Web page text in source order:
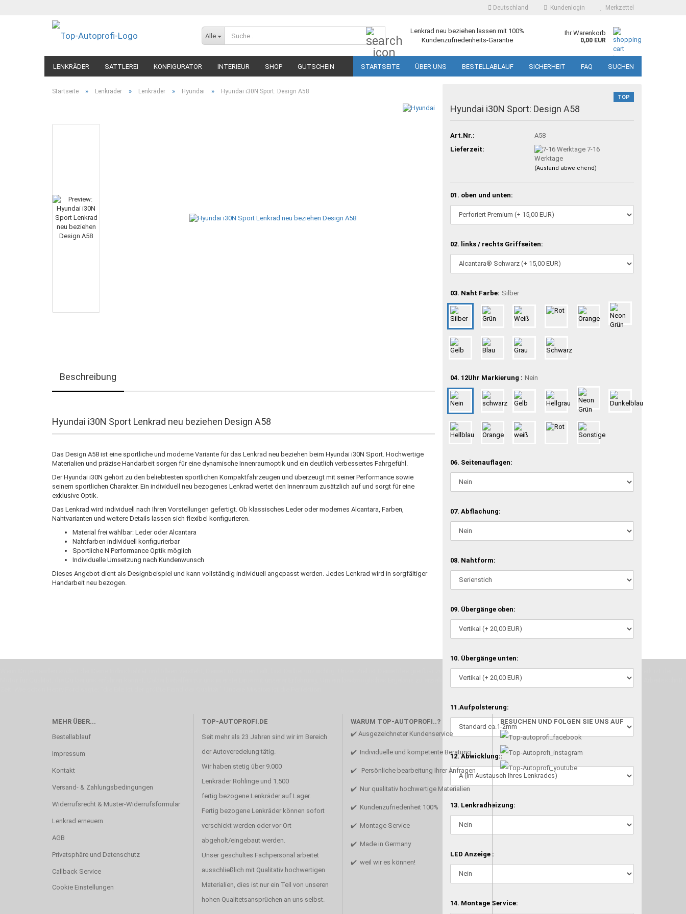
Deutschland Kundenlogin Merkzettel
Alle
Lenkrad neu beziehen lassen mit 100%
Kundenzufriedenheits-Garantie
Ihr Warenkorb
0,00 EUR
LENKRÄDER SATTLEREI KONFIGURATOR INTERIEUR SHOP GUTSCHEIN STARTSEITE ÜBER UNS BESTELLABLAUF SICHERHEIT FAQ SUCHEN
Startseite » Lenkräder » Lenkräder » Hyundai » Hyundai i30N Sport: Design A58
TOP
Hyundai i30N Sport: Design A58
Art.Nr.:
A58
Lieferzeit:
7-16
Werktage
(Ausland abweichend)
01. oben und unten:
02. links / rechts Griffseiten:
03. Naht Farbe: Silber
04. 12Uhr Markierung : Nein
06. Seitenauflagen:
07. Abflachung:
08. Nahtform:
09. Übergänge oben:
10. Übergänge unten:
11.Aufpolsterung:
12. Abwicklung::
13. Lenkradheizung:
LED Anzeige :
14. Montage Service:
Beschreibung
Hyundai i30N Sport Lenkrad neu beziehen Design A58
Das Design A58 ist eine sportliche und moderne Variante für das Lenkrad neu beziehen beim Hyundai i30N Sport. Hochwertige
Materialien und präzise Handarbeit sorgen für eine dynamische Innenraumoptik und ein deutlich verbessertes Fahrgefühl.
Der Hyundai i30N gehört zu den beliebtesten sportlichen Kompaktfahrzeugen und überzeugt mit seiner Performance sowie
seinem sportlichen Charakter. Ein individuell neu bezogenes Lenkrad wertet den Innenraum zusätzlich auf und sorgt für eine
exklusive Optik.
Das Lenkrad wird individuell nach Ihren Vorstellungen gefertigt. Ob klassisches Leder oder modernes Alcantara, Farben,
Nahtvarianten und weitere Details lassen sich flexibel konfigurieren.
Material frei wählbar: Leder oder Alcantara
Nahtfarben individuell konfigurierbar
Sportliche N Performance Optik möglich
Individuelle Umsetzung nach Kundenwunsch
Dieses Angebot dient als Designbeispiel und kann vollständig individuell angepasst werden. Jedes Lenkrad wird in sorgfältiger
Handarbeit neu bezogen.
Wenn Du jemanden suchst der Deine Individualität und Ideen versteht, Deine Emotionen teilt, bist Du bei uns richtig. Unser Ziel ist Deine Idee greifbar zu machen und Deine Vorstellung in die Tat umzusetzen. Unser Handwerk ist der
Motor für Qualität, die Du bei uns erfahren kannst. Dabei behelfen wir uns in erste Linie mit unserer Erfahrung. Um ein bestmögliches Ergebnis zu erzielen, verwenden wir hochwertige Materialien und nehmen uns für jeden Arbeitsschritt
MEHR ÜBER...
Bestellablauf
Impressum
Kontakt
Versand- & Zahlungsbedingungen
Widerrufsrecht & Muster-Widerrufsformular
Lenkrad erneuern
AGB
Privatsphäre und Datenschutz
Callback Service
Cookie Einstellungen
TOP-AUTOPROFI.DE
Seit mehr als 23 Jahren sind wir im Bereich
der Autoveredelung tätig.
Wir haben stetig über 9.000
Lenkräder Rohlinge und 1.500
fertig bezogene Lenkräder auf Lager.
Fertig bezogene Lenkräder können sofort
verschickt werden oder vor Ort
abgeholt/eingebaut werden.
Unser geschultes Fachpersonal arbeitet
ausschließlich mit Qualitativ hochwertigen
Materialien, dies ist nur ein Teil von unseren
hohen Qualitetsansprüchen an uns selbst.
WARUM TOP-AUTOPROFI..?
✔️ Ausgezeichneter Kundenservice
✔️ Individuelle und kompetente Beratung
✔️ Persönliche bearbeitung Ihrer Anfragen
✔️ Nur qualitativ hochwertige Materialien
✔️ Kundenzufriedenheit 100%
✔️ Montage Service
✔️ Made in Germany
✔️ weil wir es können!
BESUCHEN UND FOLGEN SIE UNS AUF